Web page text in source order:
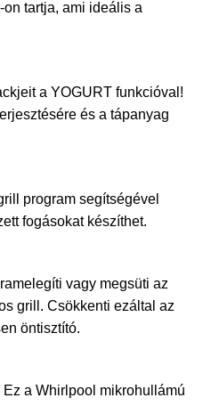
on tartja, ami ideális a
a YOGURT funkcióval!
és a tápanyag
program segítségével
fogásokat készíthet.
vagy megsüti az
grill. Csökkenti ezáltal az
öntisztító.
a Whirlpool mikrohullámú